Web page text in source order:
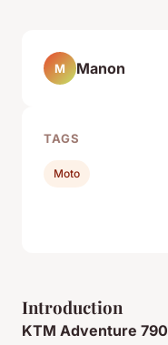
Introduction
KTM Adventure 790
M Manon
TAGS
Moto